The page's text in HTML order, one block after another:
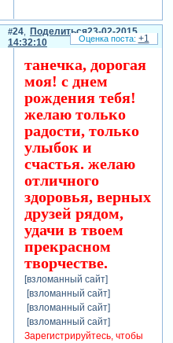
Поделиться
24
23-02-2015
14:32:10
танечка, дорогая
моя! с днем
рождения тебя!
желаю только
радости, только
улыбок и
счастья. желаю
отличного
здоровья, верных
друзей рядом,
удачи в твоем
прекрасном
творчестве.
[взломанный сайт]
[взломанный сайт]
[взломанный сайт]
[взломанный сайт]
Зарегистрируйтесь, чтобы
+1